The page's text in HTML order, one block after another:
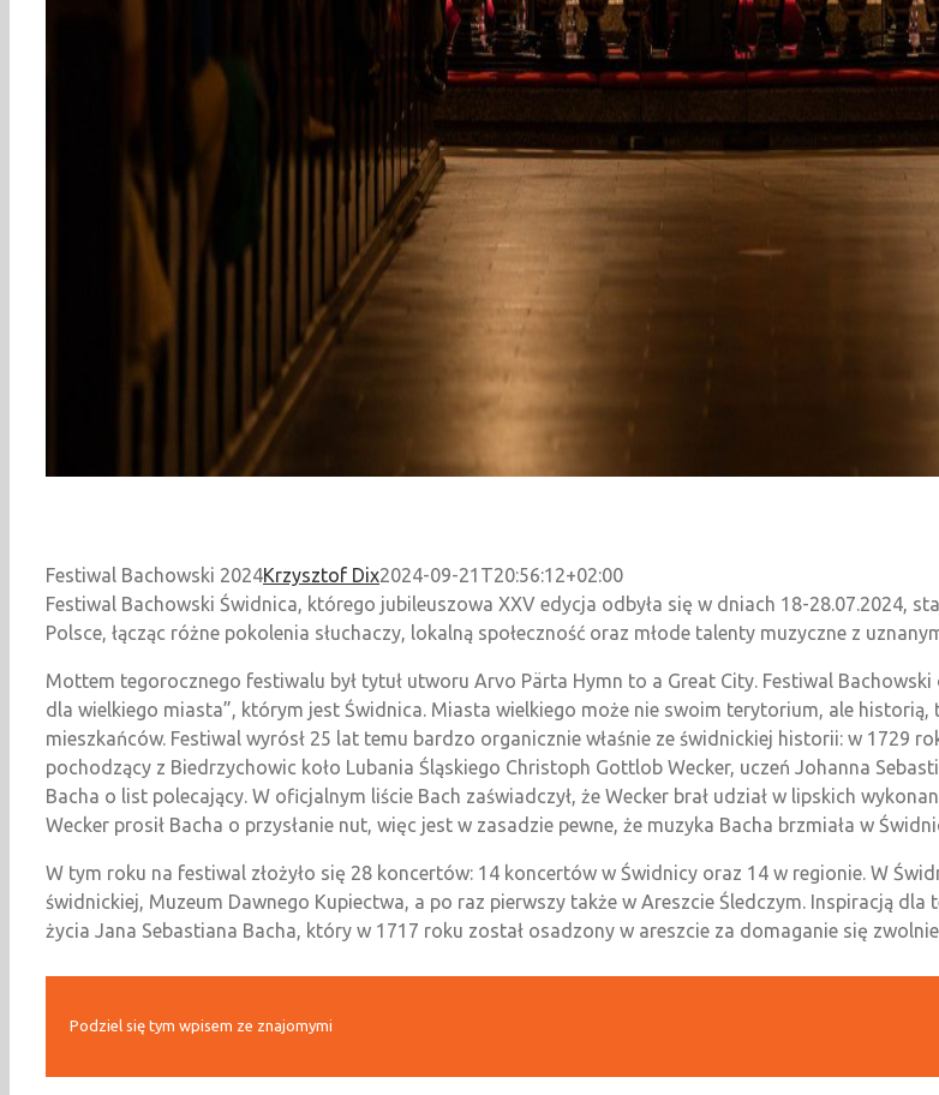
Festiwal Bachowski 2024Krzysztof Dix2024-09-21T20:56:12+02:00
Festiwal Bachowski Świdnica, którego jubileuszowa XXV edycja odbyła się w dniach 18-28.07.2024,
Polsce, łącząc różne pokolenia słuchaczy, lokalną społeczność oraz młode talenty muzyczne z
Mottem tegorocznego festiwalu był tytuł utworu Arvo Pärta Hymn to a Great City. Festiwal
dla wielkiego miasta”, którym jest Świdnica. Miasta wielkiego może nie swoim terytorium, ale
mieszkańców. Festiwal wyrósł 25 lat temu bardzo organicznie właśnie ze świdnickiej historii: w 1729
pochodzący z Biedrzychowic koło Lubania Śląskiego Christoph Gottlob Wecker, uczeń Johanna
Bacha o list polecający. W oficjalnym liście Bach zaświadczył, że Wecker brał udział w lipskich
Wecker prosił Bacha o przysłanie nut, więc jest w zasadzie pewne, że muzyka Bacha brzmiała w
W tym roku na festiwal złożyło się 28 koncertów: 14 koncertów w Świdnicy oraz 14 w regionie. W
świdnickiej, Muzeum Dawnego Kupiectwa, a po raz pierwszy także w Areszcie Śledczym. Inspiracją
życia Jana Sebastiana Bacha, który w 1717 roku został osadzony w areszcie za domaganie się
Podziel się tym wpisem ze znajomymi